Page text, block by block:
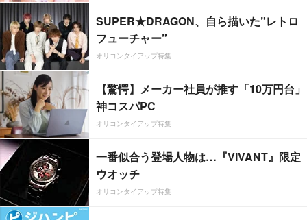
SUPER★DRAGON、自ら描いた”レトロ
フューチャー”
オリコンタイアップ特集
【驚愕】メーカー社員が推す「10万円台」
神コスパPC
オリコンタイアップ特集
一番似合う登場人物は…『VIVANT』限定
ウオッチ
オリコンタイアップ特集